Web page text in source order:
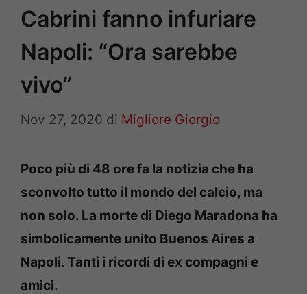
Cabrini fanno infuriare
Napoli: “Ora sarebbe
vivo”
Nov 27, 2020 di Migliore Giorgio
Poco più di 48 ore fa la notizia che ha
sconvolto tutto il mondo del calcio, ma
non solo. La morte di Diego Maradona ha
simbolicamente unito Buenos Aires a
Napoli. Tanti i ricordi di ex compagni e
amici.